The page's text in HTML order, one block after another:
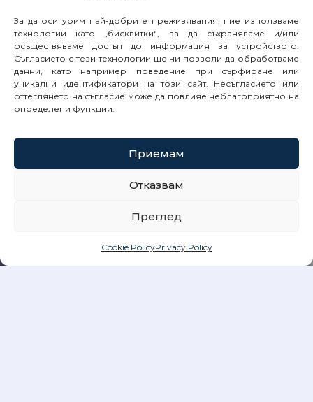
За да осигурим най-добрите преживявания, ние използваме
технологии като „бисквитки“, за да съхраняваме и/или
осъществяваме достъп до информация за устройството.
Съгласието с тези технологии ще ни позволи да обработваме
данни, като например поведение при сърфиране или
уникални идентификатори на този сайт. Несъгласието или
оттеглянето на съгласие може да повлияе неблагоприятно на
определени функции.
Приемам
Отказвам
Преглед
Cookie PolicyPrivacy Policy